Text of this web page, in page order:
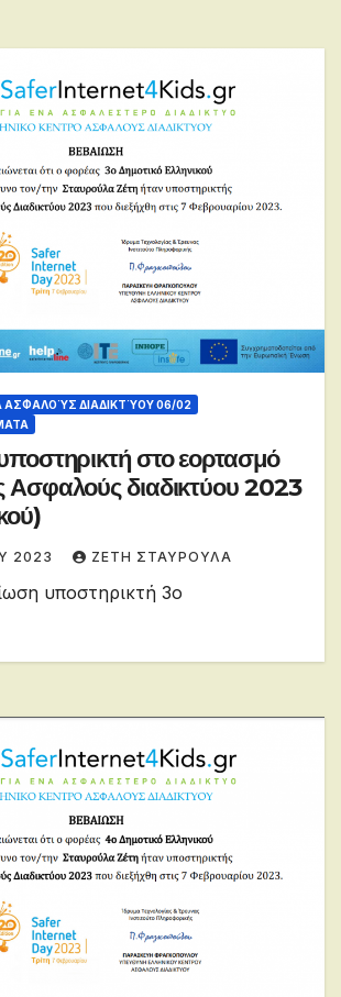
ΔΙΑΔΙΚΤΎΟΥ 06/02
στο εορτασμό
Ασφαλούς διαδικτύου 2023
2023 ΖΕΤΗ ΣΤΑΥΡΟΥΛΑ
υποστηρικτή 3o